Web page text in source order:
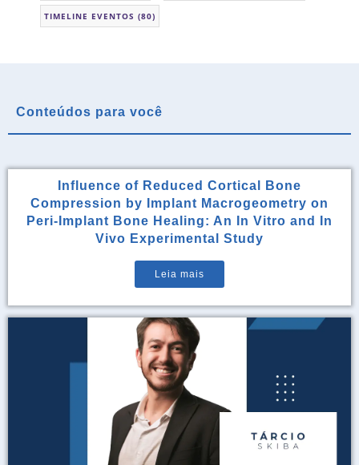
TIMELINE EVENTOS (80)
Conteúdos para você
Influence of Reduced Cortical Bone
Compression by Implant Macrogeometry on
Peri-Implant Bone Healing: An In Vitro and In
Vivo Experimental Study
Leia mais